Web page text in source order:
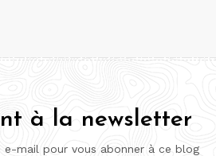
à la newsletter
e-mail pour vous abonner à ce blog